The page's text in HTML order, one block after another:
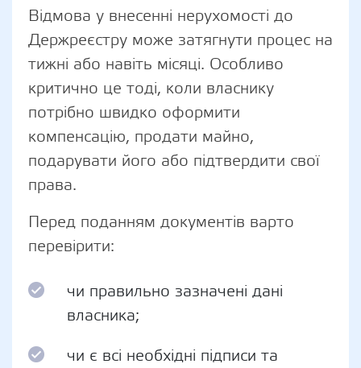
Відмова у внесенні нерухомості до
Держреєстру може затягнути процес на
тижні або навіть місяці. Особливо
критично це тоді, коли власнику
потрібно швидко оформити
компенсацію, продати майно,
подарувати його або підтвердити свої
права.
Перед поданням документів варто
перевірити:
чи правильно зазначені дані
власника;
чи є всі необхідні підписи та